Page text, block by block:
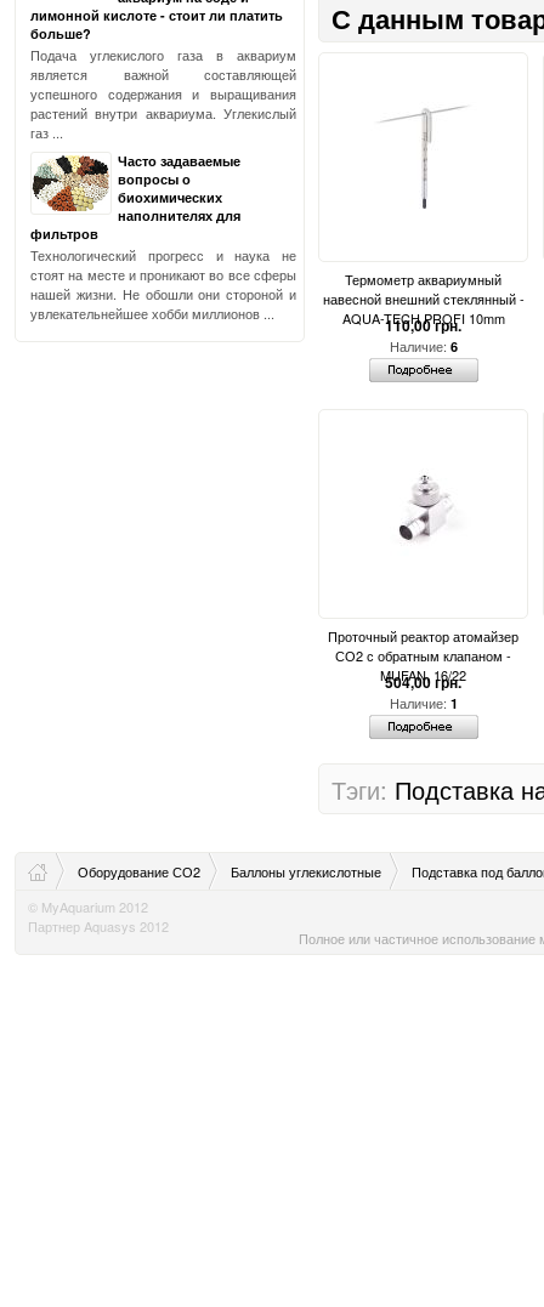
С данным
Термометр аквариумный
навесной внешний стеклянный -
AQUA-TECH PROFI 10mm
110,00 грн.
Наличие: 6
Проточный реактор атомайзер
СО2 с обратным клапаном -
MUFAN, 16/22
504,00 грн.
Наличие: 1
Тэги: Подставка
лимонной кислоте - стоит ли платить
больше?
Подача углекислого газа в аквариум
является важной составляющей
успешного содержания и выращивания
растений внутри аквариума. Углекислый
газ ...
Часто задаваемые
вопросы о
биохимических
наполнителях для
фильтров
Технологический прогресс и наука не
стоят на месте и проникают во все сферы
нашей жизни. Не обошли они стороной и
увлекательнейшее хобби миллионов ...
Оборудование СО2 Баллоны углекислотные
Подставка под
© MyAquarium 2012
Партнер Aquasys 2012
Полное или частичное